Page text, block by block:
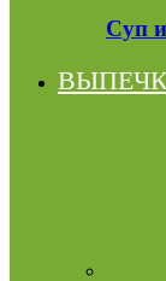
Суп